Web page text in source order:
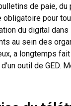
de paie, du
obligatoire pour
du digital
au sein des
a longtemps
outil de GED.